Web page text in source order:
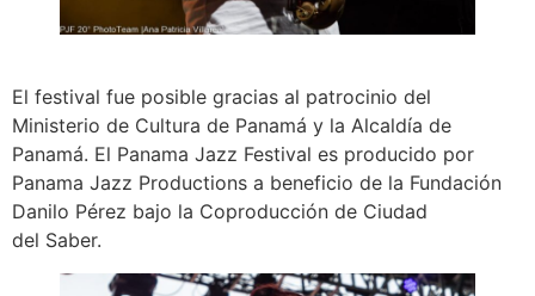
El festival fue posible gracias al patrocinio del
Ministerio de Cultura de Panamá y la Alcaldía de
Panamá. El Panama Jazz Festival es producido por
Panama Jazz Productions a beneficio de la Fundación
Danilo Pérez bajo la Coproducción de Ciudad
del Saber.